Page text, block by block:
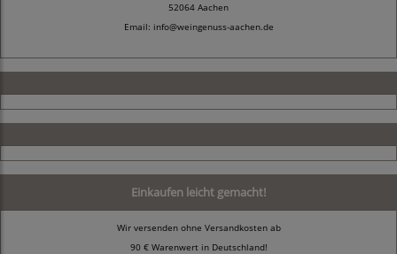
52064 Aachen
Email: info@weingenuss-aachen.de
Einkaufen leicht gemacht!
Wir versenden ohne Versandkosten ab
90 € Warenwert in Deutschland!